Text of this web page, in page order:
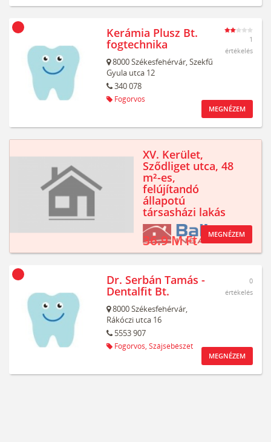
Kerámia Plusz Bt.
fogtechnika
8000Székesfehérvár,Szekfű
Gyula utca 12
340 078
Fogorvos
1
értékelés
MEGNÉZEM
XV. Kerület,
Sződliget utca, 48
m²-es,
felújítandó
állapotú
társasházi lakás
36.9 M Ft MEGNÉZEM
Dr. Serbán Tamás -
Dentalfit Bt.
8000Székesfehérvár,
Rákóczi utca 16
5553 907
Fogorvos, Szájsebészet
0
értékelés
MEGNÉZEM